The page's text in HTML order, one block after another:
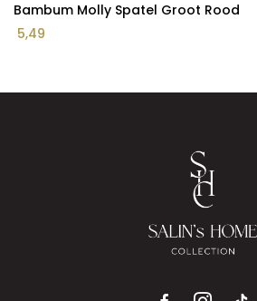
Bambum Molly Spatel Groot Rood
5,49